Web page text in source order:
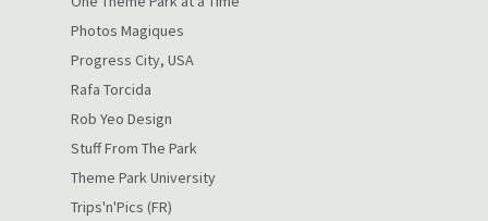
Photos Magiques
Progress City, USA
Rafa Torcida
Rob Yeo Design
Stuff From The Park
Theme Park University
Trips'n'Pics (FR)